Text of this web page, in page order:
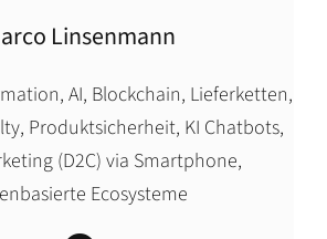
Linsenmann
AI, Blockchain, Lieferketten,
Produktsicherheit, KI Chatbots,
(D2C) via Smartphone,
Ecosysteme